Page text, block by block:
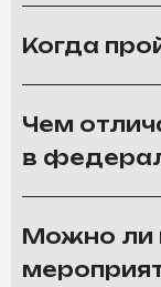
Когда
Чем
в
Можно ли